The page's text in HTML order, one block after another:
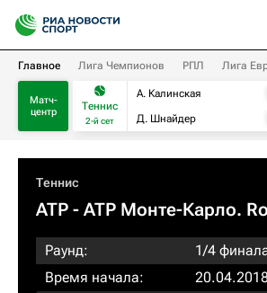
Главное Лига Чемпионов РПЛ Лига
Матч-
центр
Теннис
2-й сет
А. Калинская
Д. Шнайдер
Теннис
ATP - ATP Монте-Карло.
Раунд:
1/4
Время начала: